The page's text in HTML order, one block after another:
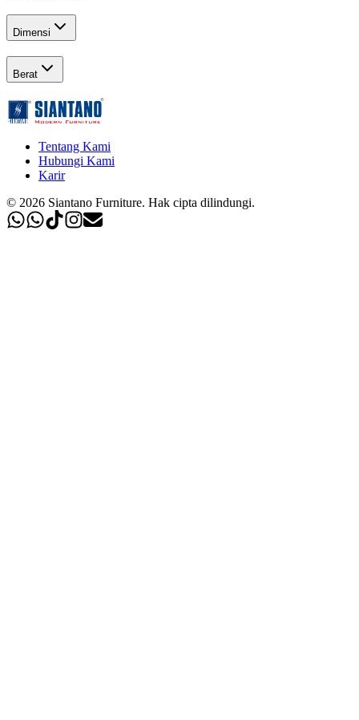
Dimensi
Berat
Tentang Kami
Hubungi Kami
Karir
© 2026 Siantano Furniture. Hak cipta dilindungi.